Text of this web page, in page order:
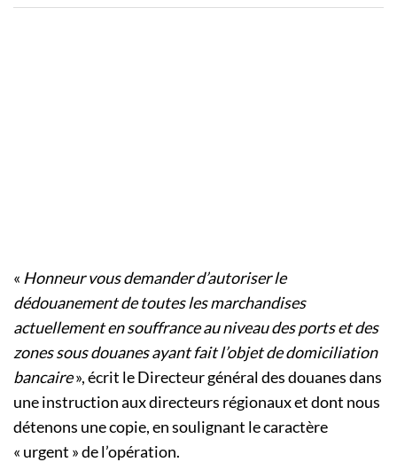
« Honneur vous demander d’autoriser le
dédouanement de toutes les marchandises
actuellement en souffrance au niveau des ports et des
zones sous douanes ayant fait l’objet de domiciliation
bancaire», écrit le Directeur général des douanes dans
une instruction aux directeurs régionaux et dont nous
détenons une copie, en soulignant le caractère
« urgent » de l’opération.